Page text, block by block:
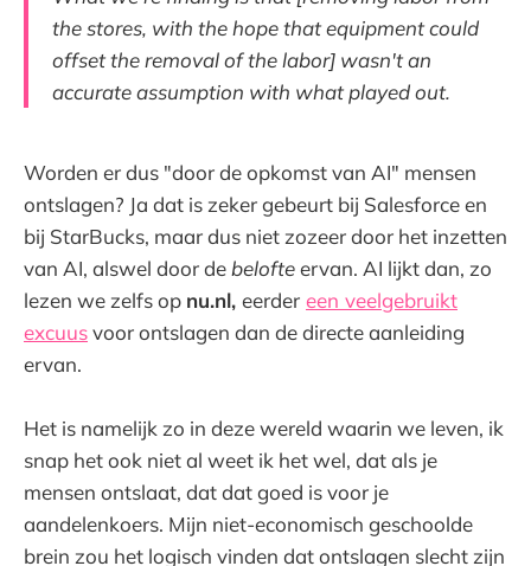
the stores, with the hope that equipment could
offset the removal of the labor] wasn't an
accurate assumption with what played out.
Worden er dus "door de opkomst van AI" mensen
ontslagen? Ja dat is zeker gebeurt bij Salesforce en
bij StarBucks, maar dus niet zozeer door het inzetten
van AI, alswel door de belofteervan. AI lijkt dan, zo
lezen we zelfs op nu.nl, eerder een veelgebruikt
excuusvoor ontslagen dan de directe aanleiding
ervan.
Het is namelijk zo in deze wereld waarin we leven, ik
snap het ook niet al weet ik het wel, dat als je
mensen ontslaat, dat dat goed is voor je
aandelenkoers. Mijn niet-economisch geschoolde
brein zou het logisch vinden dat ontslagen slecht zijn